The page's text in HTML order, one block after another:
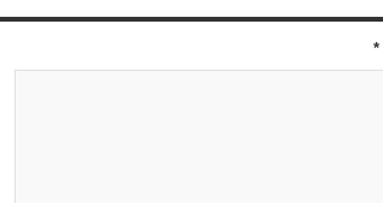
*